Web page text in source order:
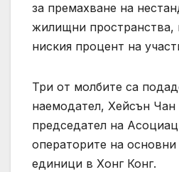
за премахване на
жилищни пространства,
ниския процент на
Три от молбите са
наемодател, Хейсън
председател на
операторите на
единици в Хонг Конг.